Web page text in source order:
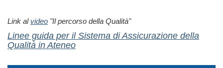
Link al video "Il percorso della Qualità"
Linee guida per il Sistema di Assicurazione della
Qualità in Ateneo